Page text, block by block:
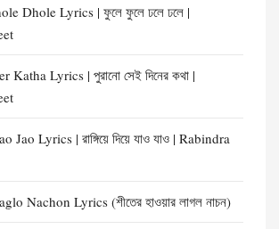
Dhole Lyrics | ফুলে ফুলে ঢলে ঢলে |
Katha Lyrics | পুরানো সেই দিনের কথা |
Lyrics | রাঙ্গিয়ে দিয়ে যাও যাও | Rabindra
Nachon Lyrics (শীতের হাওয়ার লাগল নাচন)